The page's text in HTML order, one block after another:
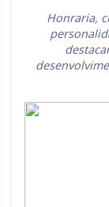
Rondônia
Rio Grande do
Honraria,